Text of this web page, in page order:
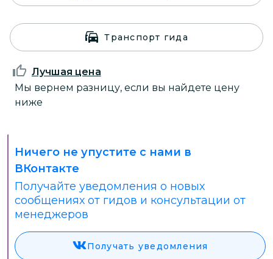
Транспорт гида
Лучшая цена
Мы вернем разницу, если вы найдете цену
ниже
Ничего не упустите с нами в
ВКонтакте
Получайте уведомления о новых
сообщениях от гидов и консультации от
менеджеров
Получать уведомления